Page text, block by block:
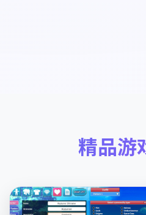
精品游